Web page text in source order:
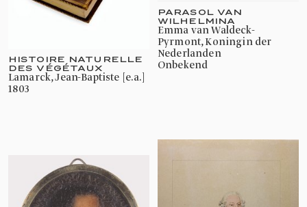
HISTOIRE NATURELLE
DES VÉGÉTAUX
Lamarck, Jean-Baptiste [e.a.]
1803
PARASOL VAN
WILHELMINA
Emma van Waldeck-
Pyrmont, Koningin der
Nederlanden
onbekend